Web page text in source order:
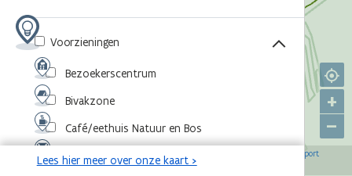
+
–
OpenStreetMap-bijdragers Agentschap voor Natuur en Bos
Sport
Vlaanderen,©Toerisme Vlaanderen
Voorzieningen
Bezoekerscentrum
Bivakzone
Café/eethuis Natuur en Bos
Eventlocatie
Lees hier meer over onze kaart >